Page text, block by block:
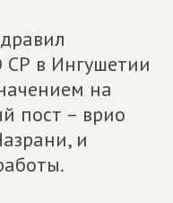
СР в Ингушетии
на
пост – врио
и